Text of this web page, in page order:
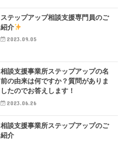
ステップアップ相談支援専門員のご
紹介
2023.09.05
相談支援事業所ステップアップの名
前の由来は何ですか？質問がありま
したのでお答えします！
2023.06.26
相談支援事業所ステップアップのご
紹介